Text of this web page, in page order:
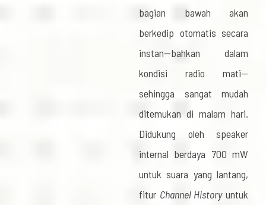
bagian bawah akan
berkedip otomatis secara
instan—bahkan dalam
kondisi radio mati—
sehingga sangat mudah
ditemukan di malam hari.
Didukung oleh speaker
internal berdaya 700 mW
untuk suara yang lantang,
fitur Channel Historyuntuk